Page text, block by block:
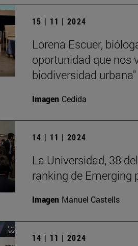
15 | 11 | 2024
Lorena Escuer,
oportunidad que nos
biodiversidad urbana"
Imagen Cedida
14 | 11 | 2024
La Universidad, 38
ranking de Emerging
Imagen Manuel Castells
14 | 11 | 2024